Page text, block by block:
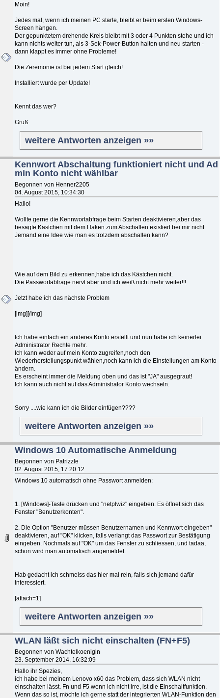
Moin!
Jedes mal, wenn ich meinen PC starte, bleibt er beim ersten Windows-
Screen hängen.
Der gepunktetem drehende Kreis bleibt mit 3 oder 4 Punkten stehe und ich
kann nichts weiter tun, als 3-Sek-Power-Button halten und neu starten -
dann klappt es immer ohne Probleme!
Die Zeremonie ist bei jedem Start gleich!
Installiert wurde per Update!
Kennt das wer?
Gruß
weitere Antworten anzeigen »»
Kennwort Abschaltung funktioniert nicht und Ad
min Konto nicht wählbar
Begonnen von Henner2205
04. August 2015, 10:34:30
Hallo!
Wollte gerne die Kennwortabfrage beim Starten deaktivieren,aber das
besagte Kästchen mit dem Haken zum Abschalten existiert bei mir nicht.
Jemand eine Idee wie man es trotzdem abschalten kann?
Wie auf dem Bild zu erkennen,habe ich das Kästchen nicht.
Die Passwortabfrage nervt aber und ich weiß nicht mehr weiter!!!
Jetzt habe ich das nächste Problem
[img][/img]
Ich habe einfach ein anderes Konto erstellt und nun habe ich keinerlei
Administrator Rechte mehr.
Ich kann weder auf mein Konto zugreifen,noch den
Wiederherstellungspunkt wählen,noch kann ich die Einstellungen am Konto
ändern.
Es erscheint immer die Meldung oben und das ist "JA" ausgegraut!
Ich kann auch nicht auf das Administrator Konto wechseln.
Sorry ....wie kann ich die Bilder einfügen????
weitere Antworten anzeigen »»
Windows 10 Automatische Anmeldung
Begonnen von Patrizzle
02. August 2015, 17:20:12
Windows 10 automatisch ohne Passwort anmelden:
1. [Windows]-Taste drücken und "netplwiz" eingeben. Es öffnet sich das
Fenster "Benutzerkonten".
2. Die Option "Benutzer müssen Benutzernamen und Kennwort eingeben"
deaktivieren, auf "OK" klicken, falls verlangt das Passwort zur Bestätigung
eingeben. Nochmals auf "OK" um das Fenster zu schliessen, und tadaa,
schon wird man automatisch angemeldet.
Hab gedacht ich schmeiss das hier mal rein, falls sich jemand dafür
interessiert.
[attach=1]
weitere Antworten anzeigen »»
WLAN läßt sich nicht einschalten (FN+F5)
Begonnen von Wachtelkoenigin
23. September 2014, 16:32:09
Hallo ihr Spezies,
ich habe bei meinem Lenovo x60 das Problem, dass sich WLAN nicht
einschalten lässt. Fn und F5 wenn ich nicht irre, ist die Einschaltfunktion.
Wenn das so ist, möchte ich gerne statt der integrierten WLAN-Funktion den